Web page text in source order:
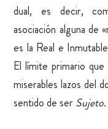
dual, es decir,
asociación alguna de
es la Real e
El límite primario
miserables lazos del
sentido de serSujeto.